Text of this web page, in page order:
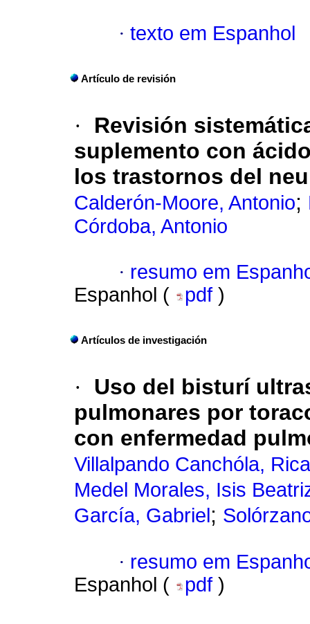
· texto em Espanhol
Artículo de revisión
·
Revisión
suplemento con
los trastornos del
Calderón-Moore, Antonio;
Córdoba, Antonio
· resumo em
Espanhol (
pdf )
Artículos de investigación
·
Uso del bisturí
pulmonares por
con enfermedad
Villalpando Canchóla,
Medel Morales, Isis
García, Gabriel ;
· resumo em
Espanhol (
pdf )